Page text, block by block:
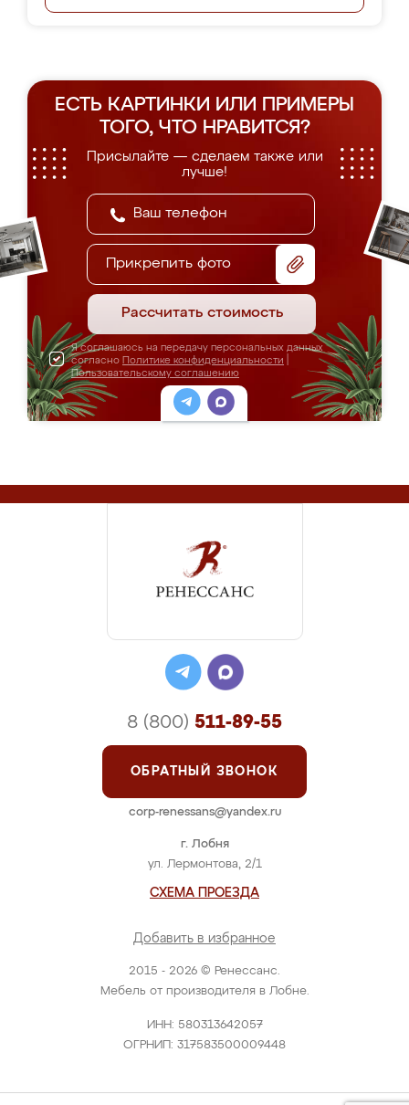
ЕСТЬ КАРТИНКИ ИЛИ ПРИМЕРЫ
ТОГО, ЧТО НРАВИТСЯ?
Присылайте — сделаем также или
лучше!
Прикрепить фото
Рассчитать стоимость
Я соглашаюсь на передачу персональных данных
согласно Политике конфиденциальности
Пользовательскому соглашению
2015 - 2026 © Ренессанс.
Мебель от производителя в Лобне.
ИНН: 580313642057
ОГРНИП: 317583500009448
г. Лобня
ул. Лермонтова, 2/1
СХЕМА ПРОЕЗДА
Добавить в избранное
8 (800) 511-89-55
ОБРАТНЫЙ ЗВОНОК
corp-renessans@yandex.ru